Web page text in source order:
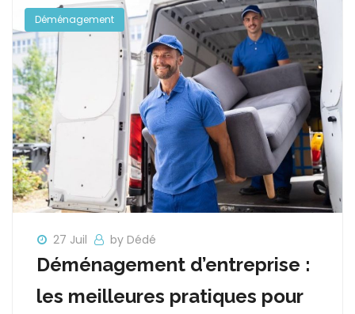
Déménagement
27 Juil by Dédé
Déménagement d’entreprise :
les meilleures pratiques pour